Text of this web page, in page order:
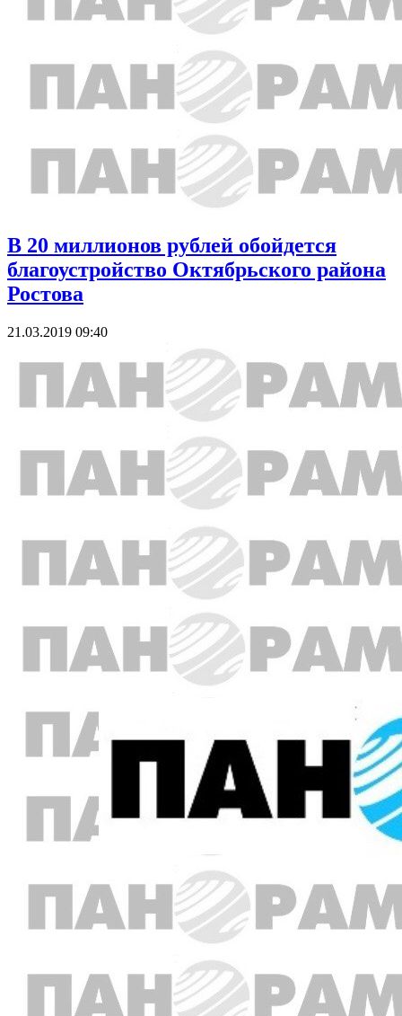
В 20 миллионов рублей обойдется
благоустройство Октябрьского района
Ростова
21.03.2019 09:40